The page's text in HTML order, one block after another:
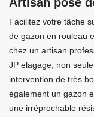
Facilitez votre tâche
de gazon en rouleau
chez un artisan
JP elagage, non
intervention de très
également un gazon
une irréprochable